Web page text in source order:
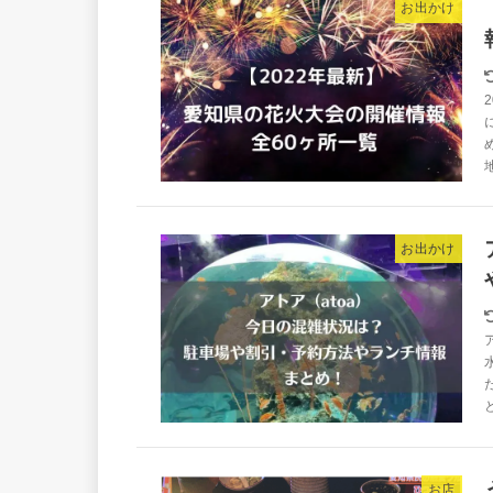
お出かけ
お出かけ
お店